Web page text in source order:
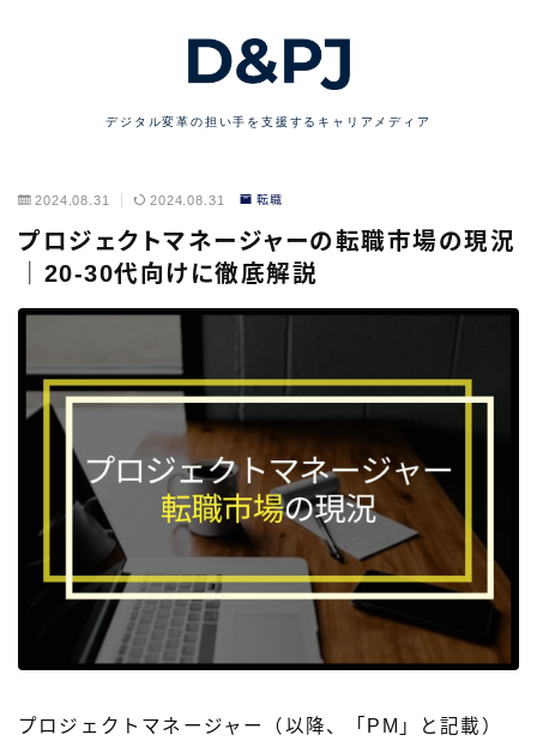
デジタル変革の担い手を支援するキャリアメディア
2024.08.31 2024.08.31 転職
プロジェクトマネージャーの転職市場の現況
｜20-30代向けに徹底解説
プロジェクトマネージャー（以降、「PM」と記載）